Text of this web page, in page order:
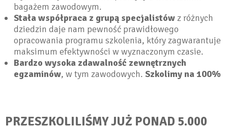
bagażem zawodowym.
Stała współpraca z grupą specjalistówz różnych
dziedzin daje nam pewność prawidłowego
opracowania programu szkolenia, który zagwarantuje
maksimum efektywności w wyznaczonym czasie.
Bardzo wysoka zdawalność zewnętrznych
egzaminów, w tym zawodowych. Szkolimy na 100%
PRZESZKOLILIŚMY JUŻ PONAD 5.000